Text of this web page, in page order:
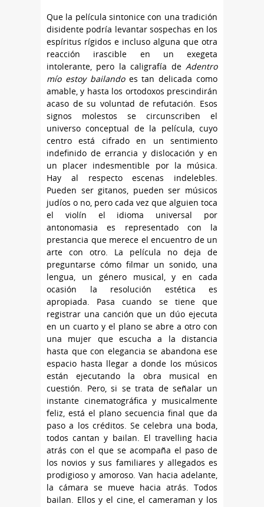
Que la película sintonice con una tradición
disidente podría levantar sospechas en los
espíritus rígidos e incluso alguna que otra
reacción irascible en un exegeta
intolerante, pero la caligrafía de Adentro
mío estoy bailandoes tan delicada como
amable, y hasta los ortodoxos prescindirán
acaso de su voluntad de refutación. Esos
signos molestos se circunscriben el
universo conceptual de la película, cuyo
centro está cifrado en un sentimiento
indefinido de errancia y dislocación y en
un placer indesmentible por la música.
Hay al respecto escenas indelebles.
Pueden ser gitanos, pueden ser músicos
judíos o no, pero cada vez que alguien toca
el violín el idioma universal por
antonomasia es representado con la
prestancia que merece el encuentro de un
arte con otro. La película no deja de
preguntarse cómo filmar un sonido, una
lengua, un género musical, y en cada
ocasión la resolución estética es
apropiada. Pasa cuando se tiene que
registrar una canción que un dúo ejecuta
en un cuarto y el plano se abre a otro con
una mujer que escucha a la distancia
hasta que con elegancia se abandona ese
espacio hasta llegar a donde los músicos
están ejecutando la obra musical en
cuestión. Pero, si se trata de señalar un
instante cinematográfica y musicalmente
feliz, está el plano secuencia final que da
paso a los créditos. Se celebra una boda,
todos cantan y bailan. El travelling hacia
atrás con el que se acompaña el paso de
los novios y sus familiares y allegados es
prodigioso y amoroso. Van hacia adelante,
la cámara se mueve hacia atrás. Todos
bailan. Ellos y el cine, el cameraman y los